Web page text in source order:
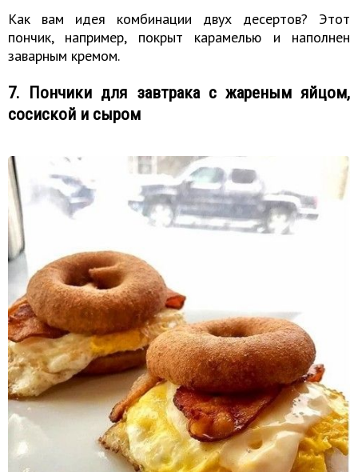
Как вам идея комбинации двух десертов? Этот
пончик, например, покрыт карамелью и наполнен
заварным кремом.
7. Пончики для завтрака с жареным яйцом,
сосиской и сыром